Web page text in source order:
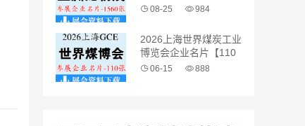
企业名片【1560张】
08-25 984
2026上海世界煤炭工业
博览会企业名片【110
张】06-15 888